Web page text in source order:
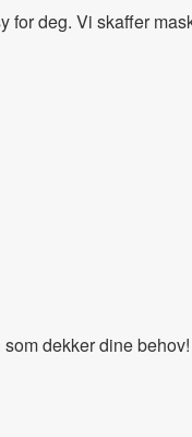
deg. Vi skaffer
dekker dine behov!